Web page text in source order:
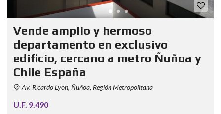
Vende amplio y hermoso
departamento en exclusivo
edificio, cercano a metro Ñuñoa y
Chile España
Av. Ricardo Lyon, Ñuñoa, Región Metropolitana
U.F. 9.490